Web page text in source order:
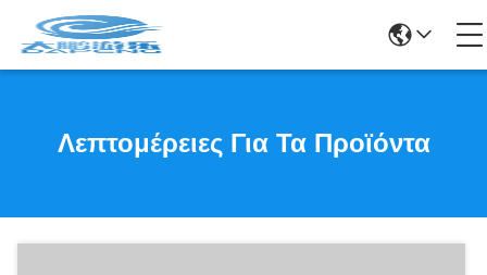
Λεπτομέρειες Για Τα Προϊόντα